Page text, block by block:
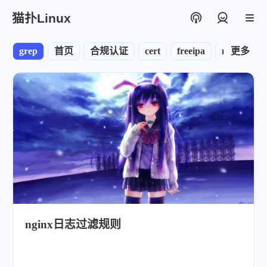
猫扑Linux
首页 合规认证 cert freeipa node
grep 更多
nginx日志过滤规则